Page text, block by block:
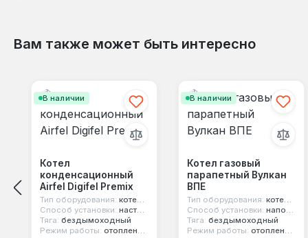
Вам также может быть интересно
В наличии
Котел
конденсационный
Airfel Digifel Premix
Тип оборудования: котел конденсационный
Способ установки: настенный
Тяга: бездымоходный
Режим работы: отопление и горячая вода
В наличии
Котел газовый
парапетный Вулкан
ВПЕ
Тип оборудования: котел парапетный
Способ установки: напольный
Тяга: бездымоходный
Режим работы: отопление и горячая вода